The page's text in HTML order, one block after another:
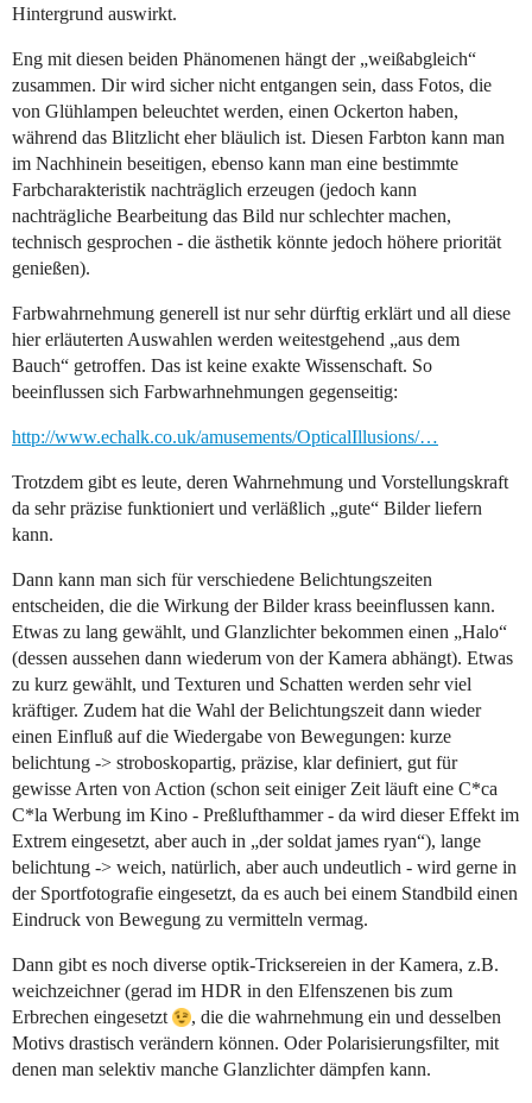
Hintergrund auswirkt.
Eng mit diesen beiden Phänomenen hängt der „weißabgleich“
zusammen. Dir wird sicher nicht entgangen sein, dass Fotos, die
von Glühlampen beleuchtet werden, einen Ockerton haben,
während das Blitzlicht eher bläulich ist. Diesen Farbton kann man
im Nachhinein beseitigen, ebenso kann man eine bestimmte
Farbcharakteristik nachträglich erzeugen (jedoch kann
nachträgliche Bearbeitung das Bild nur schlechter machen,
technisch gesprochen - die ästhetik könnte jedoch höhere priorität
genießen).
Farbwahrnehmung generell ist nur sehr dürftig erklärt und all diese
hier erläuterten Auswahlen werden weitestgehend „aus dem
Bauch“ getroffen. Das ist keine exakte Wissenschaft. So
beeinflussen sich Farbwarhnehmungen gegenseitig:
http://www.echalk.co.uk/amusements/OpticalIllusions/…
Trotzdem gibt es leute, deren Wahrnehmung und Vorstellungskraft
da sehr präzise funktioniert und verläßlich „gute“ Bilder liefern
kann.
Dann kann man sich für verschiedene Belichtungszeiten
entscheiden, die die Wirkung der Bilder krass beeinflussen kann.
Etwas zu lang gewählt, und Glanzlichter bekommen einen „Halo“
(dessen aussehen dann wiederum von der Kamera abhängt). Etwas
zu kurz gewählt, und Texturen und Schatten werden sehr viel
kräftiger. Zudem hat die Wahl der Belichtungszeit dann wieder
einen Einfluß auf die Wiedergabe von Bewegungen: kurze
belichtung -> stroboskopartig, präzise, klar definiert, gut für
gewisse Arten von Action (schon seit einiger Zeit läuft eine C*ca
C*la Werbung im Kino - Preßlufthammer - da wird dieser Effekt im
Extrem eingesetzt, aber auch in „der soldat james ryan“), lange
belichtung -> weich, natürlich, aber auch undeutlich - wird gerne in
der Sportfotografie eingesetzt, da es auch bei einem Standbild einen
Eindruck von Bewegung zu vermitteln vermag.
Dann gibt es noch diverse optik-Tricksereien in der Kamera, z.B.
weichzeichner (gerad im HDR in den Elfenszenen bis zum
Erbrechen eingesetzt
, die die wahrnehmung ein und desselben
Motivs drastisch verändern können. Oder Polarisierungsfilter, mit
denen man selektiv manche Glanzlichter dämpfen kann.